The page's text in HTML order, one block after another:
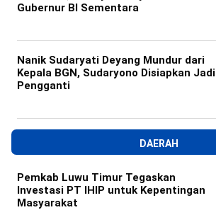
Gubernur BI Sementara
Nanik Sudaryati Deyang Mundur dari
Kepala BGN, Sudaryono Disiapkan Jadi
Pengganti
DAERAH
Pemkab Luwu Timur Tegaskan
Investasi PT IHIP untuk Kepentingan
Masyarakat